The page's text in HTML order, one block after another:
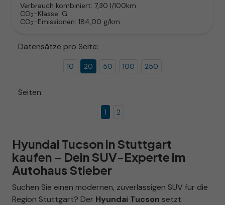
Verbrauch kombiniert: 7,30 l/100km
CO2-Klasse: G
CO2-Emissionen: 184,00 g/km
Datensätze pro Seite:
10 20 50 100 250
Seiten:
1 2
Hyundai Tucson in Stuttgart
kaufen – Dein SUV-Experte im
Autohaus Stieber
Suchen Sie einen modernen, zuverlässigen SUV für die
Region Stuttgart? Der Hyundai Tucson setzt